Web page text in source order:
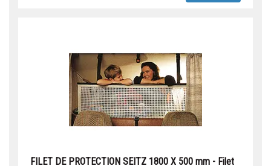
FILET DE PROTECTION SEITZ 1800 X 500 mm - Filet